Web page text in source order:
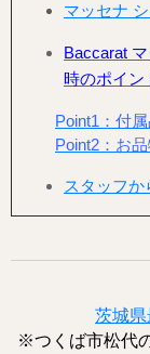
マッセナ
Baccarat
時のポイン
Point1：付
Point2：お
スタッフか
茨城
※つくば市松代